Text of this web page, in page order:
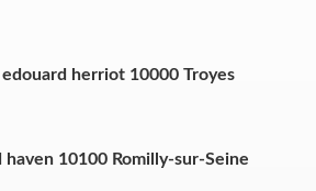
herriot 10000 Troyes
10100 Romilly-sur-Seine